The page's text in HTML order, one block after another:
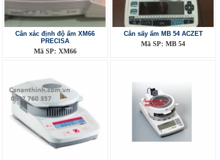
Cân xác định độ ẩm XM66
PRECISA
Mã SP: XM66
Cân sấy ẩm MB 54 ACZET
Mã SP: MB 54